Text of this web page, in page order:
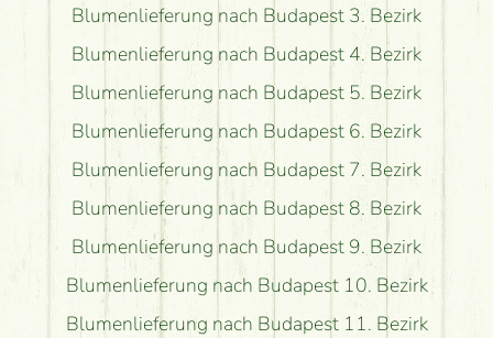
Blumenlieferung nach Budapest 3. Bezirk
Blumenlieferung nach Budapest 4. Bezirk
Blumenlieferung nach Budapest 5. Bezirk
Blumenlieferung nach Budapest 6. Bezirk
Blumenlieferung nach Budapest 7. Bezirk
Blumenlieferung nach Budapest 8. Bezirk
Blumenlieferung nach Budapest 9. Bezirk
Blumenlieferung nach Budapest 10. Bezirk
Blumenlieferung nach Budapest 11. Bezirk